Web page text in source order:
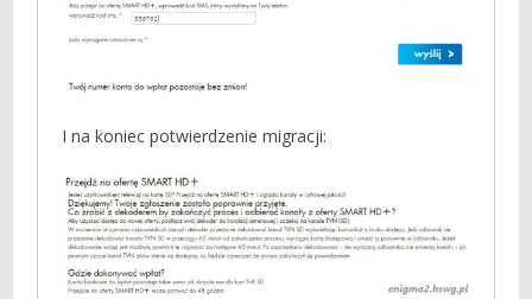
I na koniec potwierdzenie migracji: